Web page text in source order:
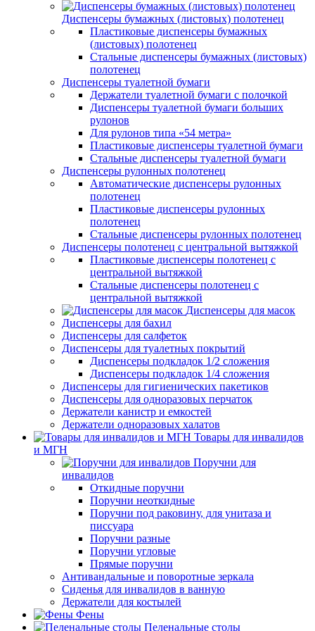
Диспенсеры бумажных (листовых) полотенец
Пластиковые диспенсеры бумажных
(листовых) полотенец
Стальные диспенсеры бумажных (листовых)
полотенец
Диспенсеры туалетной бумаги
Держатели туалетной бумаги с полочкой
Диспенсеры туалетной бумаги больших
рулонов
Для рулонов типа «54 метра»
Пластиковые диспенсеры туалетной бумаги
Стальные диспенсеры туалетной бумаги
Диспенсеры рулонных полотенец
Автоматические диспенсеры рулонных
полотенец
Пластиковые диспенсеры рулонных
полотенец
Стальные диспенсеры рулонных полотенец
Диспенсеры полотенец с центральной вытяжкой
Пластиковые диспенсеры полотенец с
центральной вытяжкой
Стальные диспенсеры полотенец с
центральной вытяжкой
Диспенсеры для масок
Диспенсеры для бахил
Диспенсеры для салфеток
Диспенсеры для туалетных покрытий
Диспенсеры подкладок 1/2 сложения
Диспенсеры подкладок 1/4 сложения
Диспенсеры для гигиенических пакетиков
Диспенсеры для одноразовых перчаток
Держатели канистр и емкостей
Держатели одноразовых халатов
Товары для инвалидов
и МГН
Поручни для
инвалидов
Откидные поручни
Поручни неоткидные
Поручни под раковину, для унитаза и
писсуара
Поручни разные
Поручни угловые
Прямые поручни
Антивандальные и поворотные зеркала
Сиденья для инвалидов в ванную
Держатели для костылей
Фены
Пеленальные столы